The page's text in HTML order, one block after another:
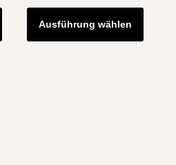
Dieses
Produkt
weist
Ausführung wählen
weist